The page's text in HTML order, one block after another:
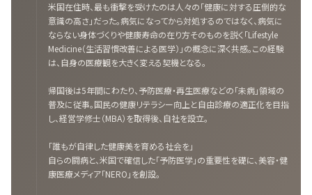
米国在住時、最も衝撃を受けたのは人々の「健康に対する圧倒的な
意識の高さ」だった。病気になってから対処するのではなく、病気に
ならない身体づくりや健康寿命の在り方そのものを説く「Lifestyle
Medicine（生活習慣改善による医学）」の概念に深く共感。この経験
は、自身の医療観を大きく変える契機となる。
帰国後は5年間にわたり、予防医療・再生医療などの「未病」領域の
普及に従事。国民の健康リテラシー向上と自由診療の適正化を目指
し、経営学修士（MBA）を取得後、自社を設立。
「誰もが自律した健康美を育める社会を」
自らの闘病と、米国で確信した「予防医学」の重要性を礎に、美容・健
康医療メディア「NERO」を創設。